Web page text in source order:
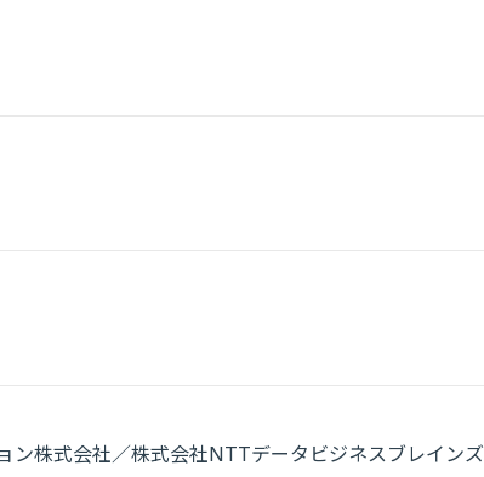
ン株式会社／株式会社NTTデータビジネスブレインズ